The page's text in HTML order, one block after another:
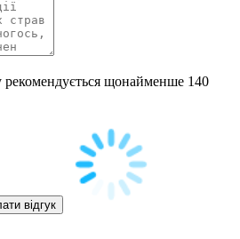
щонайменше 140